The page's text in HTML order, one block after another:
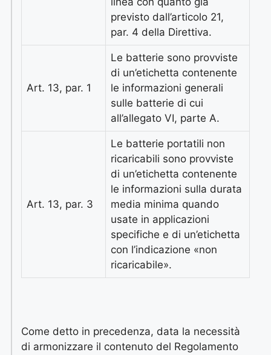
previsto dall’articolo 21,
par. 4 della Direttiva.
Art. 13, par. 1
Le batterie sono provviste
di un’etichetta contenente
le informazioni generali
sulle batterie di cui
all’allegato VI, parte A.
Art. 13, par. 3
Le batterie portatili non
ricaricabili sono provviste
di un’etichetta contenente
le informazioni sulla durata
media minima quando
usate in applicazioni
specifiche e di un’etichetta
con l’indicazione «non
ricaricabile».
Come detto in precedenza, data la necessità
di armonizzare il contenuto del Regolamento